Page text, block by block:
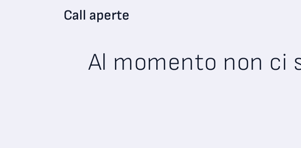
Call aperte
Al momento non ci